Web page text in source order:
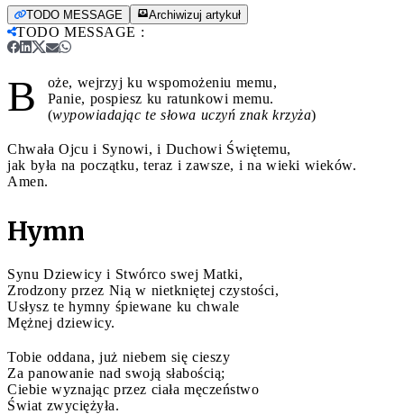
TODO MESSAGE Archiwizuj artykuł
TODO MESSAGE :
B
oże, wejrzyj ku wspomożeniu memu,
Panie, pospiesz ku ratunkowi memu.
(wypowiadając te słowa uczyń znak krzyża)
Chwała Ojcu i Synowi, i Duchowi Świętemu,
jak była na początku, teraz i zawsze, i na wieki wieków.
Amen.
Hymn
Synu Dziewicy i Stwórco swej Matki,
Zrodzony przez Nią w nietkniętej czystości,
Usłysz te hymny śpiewane ku chwale
Mężnej dziewicy.
Tobie oddana, już niebem się cieszy
Za panowanie nad swoją słabością;
Ciebie wyznając przez ciała męczeństwo
Świat zwyciężyła.